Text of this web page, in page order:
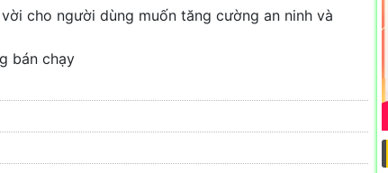
cho người dùng muốn tăng cường an ninh và
bán chạy